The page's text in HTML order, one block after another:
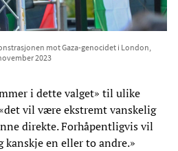
mot Gaza-genocidet i London,
2023
i dette valget» til ulike
vil være ekstremt vanskelig
direkte. Forhåpentligvis vil
kanskje en eller to andre.»